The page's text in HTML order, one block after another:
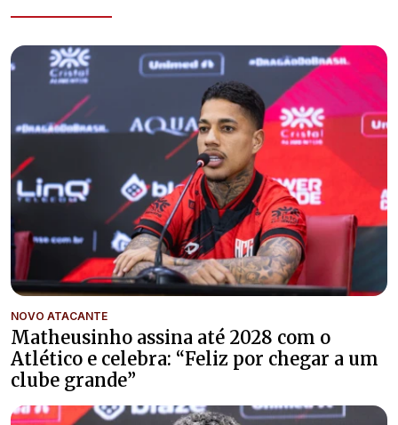
NOVO ATACANTE
Matheusinho assina até 2028 com o
Atlético e celebra: “Feliz por chegar a um
clube grande”